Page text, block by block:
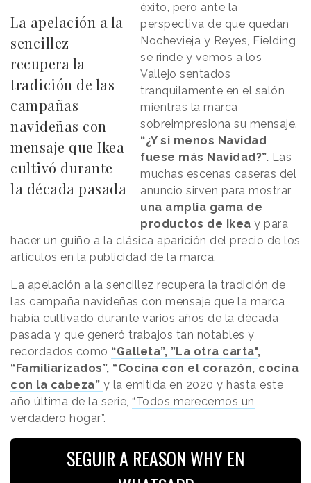
La apelación a la
sencillez
recupera la
tradición de las
campañas
navideñas con
mensaje que Ikea
cultivó durante
la década pasada
éxito, pero ante la
perspectiva de que quedan
Nochevieja y Reyes, Fielding
se rinde y vemos a los
Vallejo sentados
tranquilamente en el salón
mientras la marca
sobreimpresiona su mensaje.
“¿Y si menos Navidad
fuese más Navidad?”. Las
muchas escenas caseras del
anuncio sirven para mostrar
una amplia gama de
productos de Ikea y para
hacer un guiño a la clásica aparición del precio de los
artículos en la publicidad de la marca.
La apelación a la sencillez recupera la tradición de
las campaña navideñas con mensaje que la marca
había cultivado durante varios años de la década
pasada y que generó trabajos tan notables y
recordados como “Galleta”, ”La otra carta",
“Familiarizados”, “Cocina con el corazón, cocina
con la cabeza” y la emitida en 2020 y hasta este
año última de la serie, “Todos merecemos un
verdadero hogar”.
SEGUIR A REASON WHY EN